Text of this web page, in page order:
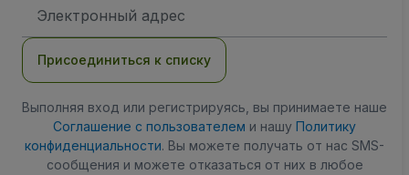
электронной
Присоединиться к списку
Выполняя вход или регистрируясь, вы принимаете наше
Соглашение с пользователем и нашу Политику
конфиденциальности. Вы можете получать от нас SMS-
сообщения и можете отказаться от них в любое